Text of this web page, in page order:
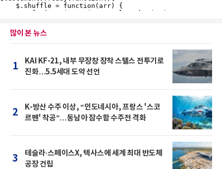
많이 본 뉴스
1
KAI KF-21, 내부 무장창 장착 스텔스 전투기로
진화…5.5세대 도약 선언
2
K-방산 수주 이상, “인도네시아, 프랑스 '스코
르펜' 착공”…동남아 잠수함 수주전 격화
3
테슬라·스페이스X, 텍사스에 세계 최대 반도체
공장 건립